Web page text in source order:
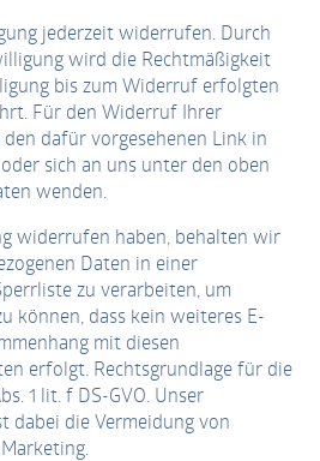
jederzeit widerrufen. Durch
wird die Rechtmäßigkeit
bis zum Widerruf erfolgten
Für den Widerruf Ihrer
dafür vorgesehenen Link in
sich an uns unter den oben
wenden.
widerrufen haben, behalten wir
Daten in einer
zu verarbeiten, um
können, dass kein weiteres E-
mit diesen
erfolgt. Rechtsgrundlage für die
1 lit. f DS-GVO. Unser
dabei die Vermeidung von